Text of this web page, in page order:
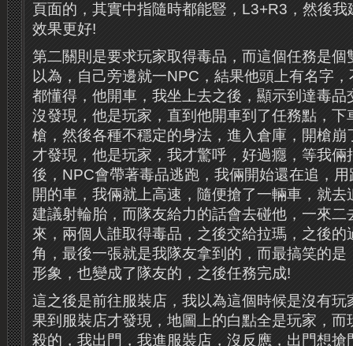
頁面的，其實中指隨時都能豎，L3+R3，然後
效果更好!
第二關則是要求玩家取得毒品，而這個任務是個
以為，自己旁邊就一NPC，結果他頭上有名字
都懂得，他開車，我坐上去之後，顯示到達毒品
沒發現，他是玩家，直到他開車到了任務點，下
槍，然後各種不穩定的身法，進入倉庫，開槍
才發現，他是玩家，我才驚呼，好過癮，等我倆
後，NPC會帶著毒品逃跑，我倆開始還在追，
開的車，我倆就上高速，隨便搶了一輛車，就
建議射輪胎，而隊友給力的話會去碰他，一來二
來，兩個人誰取得毒品，之後交給拉瑪，之後的
角，最後一張就是我隊友拿到的，而最搞笑的是
形象，也變成了隊友的，之後任務完成!
這之後是前往服裝店，我以為這個時候是沒有玩
果到服裝店才發現，地圖上的白點全是玩家，而
殺的，我出門，我進服裝店，沒反應，出門想搶